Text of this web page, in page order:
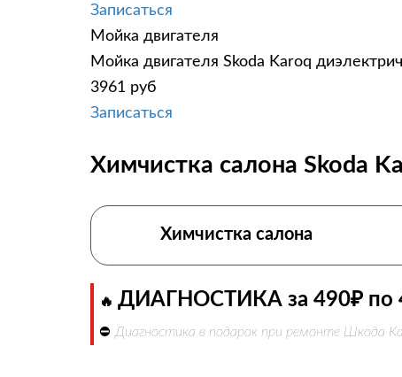
Записаться
Мойка двигателя
Мойка двигателя Skoda Karoq
3961 руб
Записаться
Химчистка салона Skoda
Химчистка салона
🔥 ДИАГНОСТИКА за 490₽ по
⛔ Диагностика в подарок при ремонте Шкода